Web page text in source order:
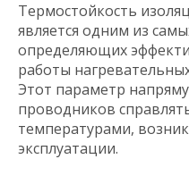
Термостойкость
является одним из
определяющих
работы
Этот параметр
проводников
температурами,
эксплуатации.